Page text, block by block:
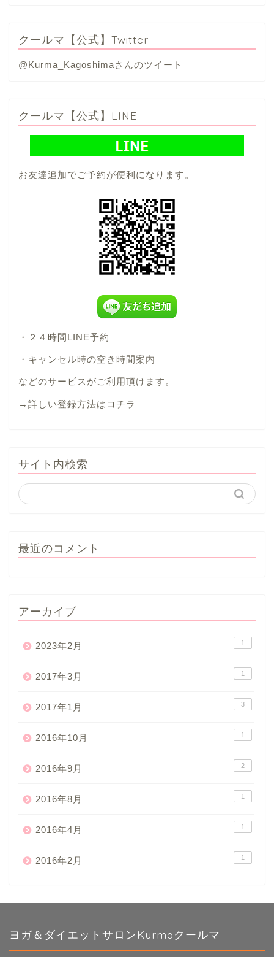
クールマ【公式】Twitter
@Kurma_Kagoshimaさんのツイート
クールマ【公式】LINE
お友達追加でご予約が便利になります。
・２４時間LINE予約
・キャンセル時の空き時間案内
などのサービスがご利用頂けます。
→ 詳しい登録方法はコチラ
サイト内検索
最近のコメント
アーカイブ
2023年2月 1
2017年3月 1
2017年1月 3
2016年10月 1
2016年9月 2
2016年8月 1
2016年4月 1
2016年2月 1
ヨガ＆ダイエットサロンKurmaクールマ